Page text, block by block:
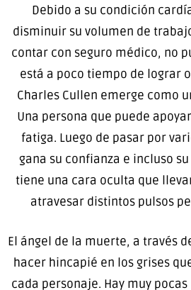
Debido a su condición
disminuir su volumen de
contar con seguro médico, no
está a poco tiempo de lograr
Charles Cullen emerge como
Una persona que puede
fatiga. Luego de pasar por
gana su confianza e incluso
tiene una cara oculta que
atravesar distintos pulsos
El ángel de la muerte, a través
hacer hincapié en los grises
cada personaje. Hay muy